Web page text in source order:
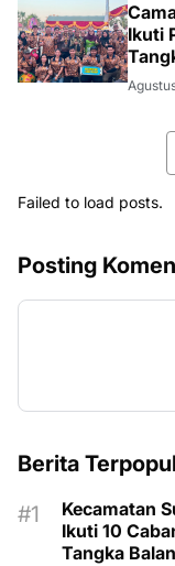
Ikuti
Failed to load posts.
Posting
Berita
Kecamatan
Ikuti 10
Tangka